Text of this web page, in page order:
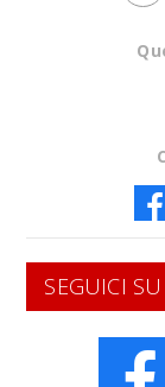
SEGUICI SU